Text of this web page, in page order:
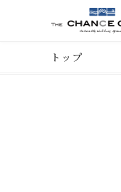
トップ